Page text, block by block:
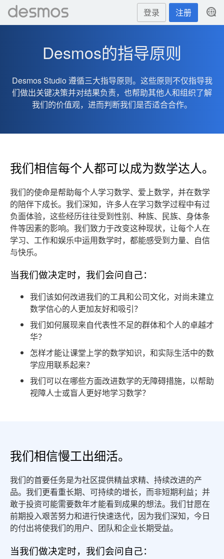
登录 注册
Desmos的指导原则
Desmos Studio 遵循三大指导原则。这些原则不仅指导我
们做出关键决策并对结果负责，也帮助其他人和组织了解
我们的价值观，进而判断我们是否适合合作。
我们相信每个人都可以成为数学达人。
我们的使命是帮助每个人学习数学、爱上数学，并在数学
的陪伴下成长。我们深知，许多人在学习数学过程中有过
负面体验，这些经历往往受到性别、种族、民族、身体条
件等因素的影响。我们致力于改变这种现状，让每个人在
学习、工作和娱乐中运用数学时，都能感受到力量、自信
与快乐。
当我们做决定时，我们会问自己：
我们该如何改进我们的工具和公司文化，对尚未建立
数学信心的人更加友好和吸引？
我们如何展现来自代表性不足的群体和个人的卓越才
华？
怎样才能让课堂上学的数学知识，和实际生活中的数
学应用联系起来？
我们可以在哪些方面改进数学的无障碍措施，以帮助
视障人士或盲人更好地学习数学？
我们相信慢工出细活。
我们的首要任务是为社区提供精益求精、持续改进的产
品。我们更看重长期、可持续的增长，而非短期利益；并
敢于投资可能需要数年才能看到成果的想法。我们甘愿在
前期投入艰苦努力和进行快速迭代，因为我们深知，今日
的付出将使我们的用户、团队和企业长期受益。
当我们做决定时，我们会问自己：